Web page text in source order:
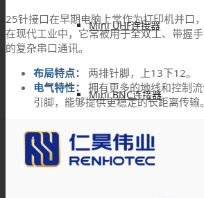
Mini UHF连接器
Mini BNC连接器
IPEX连接器
25针接口在早期电脑上常作为打印机并口
在现代工业中，它常被用于全双工、带握
的复杂串口通讯。
布局特点：
两排针脚，上13下12。
电气特性：
拥有更多的地线和控制
引脚，能够提供更稳定的长距离传输。